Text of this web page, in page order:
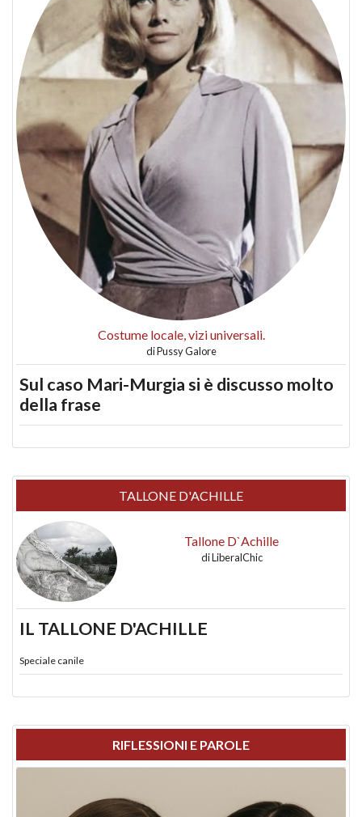
Costume locale, vizi universali.
diPussy Galore
Sul caso Mari-Murgia si è discusso molto
della frase
TALLONE D'ACHILLE
Tallone D`Achille
diLiberalChic
IL TALLONE D'ACHILLE
Speciale canile
RIFLESSIONI E PAROLE